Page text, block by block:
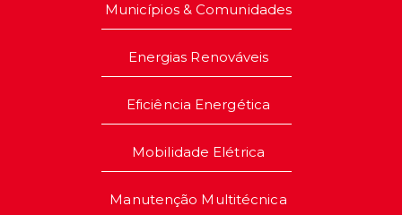
Municípios & Comunidades
Energias Renováveis
Eficiência Energética
Mobilidade Elétrica
Manutenção Multitécnica